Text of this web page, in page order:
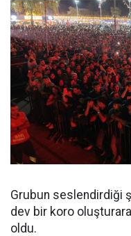
Grubun seslendirdiği
dev bir koro
oldu.